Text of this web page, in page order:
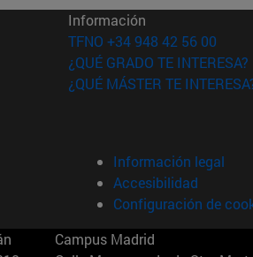
ventana)
nueva ventana)
en nueva ventana)
en nueva ventana)
Información
TFNO +34 948 42 56 00
¿QUÉ GRADO TE INTERESA?
¿QUÉ MÁSTER TE
Información legal
Accesibilidad
Configuración de
Campus Madrid